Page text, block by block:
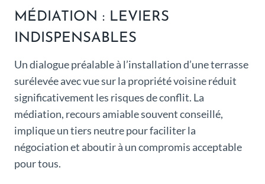
MÉDIATION : LEVIERS
INDISPENSABLES
Un dialogue préalable à l’installation d’une terrasse
surélevée avec vue sur la propriété voisine réduit
significativement les risques de conflit. La
médiation, recours amiable souvent conseillé,
implique un tiers neutre pour faciliter la
négociation et aboutir à un compromis acceptable
pour tous.